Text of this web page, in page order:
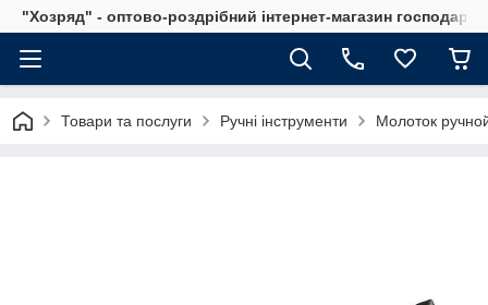
"Хозряд" - оптово-роздрібний інтернет-магазин
Товари та послуги Ручні інструменти Молоток